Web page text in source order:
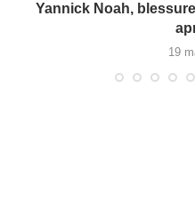
Yannick Noah,
19